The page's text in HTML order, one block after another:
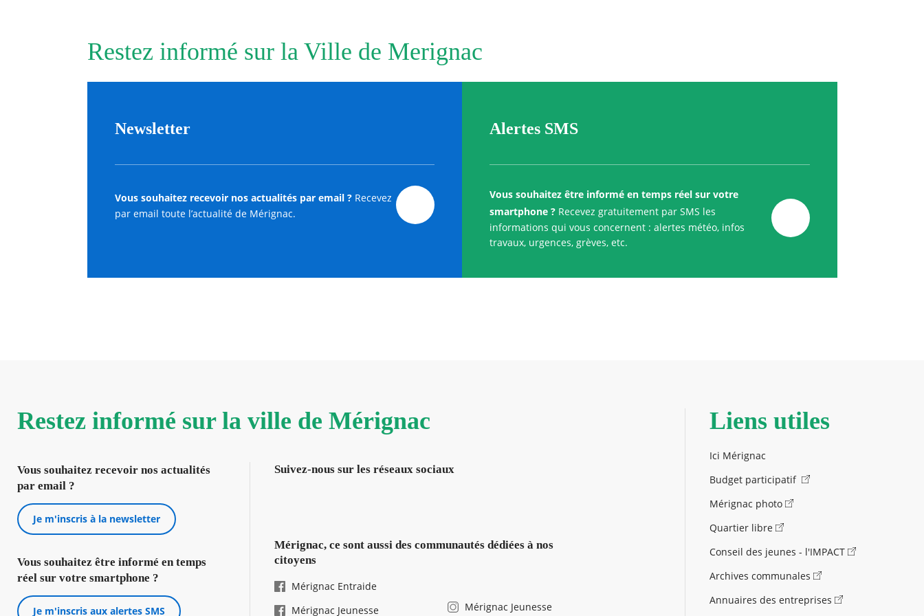
Restez informé sur la Ville de Merignac
Newsletter
Vous souhaitez recevoir nos actualités par email ?Recevez
par email toute l’actualité de Mérignac.
Alertes SMS
Vous souhaitez être informé en temps réel sur votre
smartphone ? Recevez gratuitement par SMS les
informations qui vous concernent : alertes météo, infos
travaux, urgences, grèves, etc.
Restez informé sur la ville de Mérignac
Vous souhaitez recevoir nos actualités
par email ?
Je m'inscris à la newsletter
Vous souhaitez être informé en temps
réel sur votre smartphone ?
Je m'inscris aux alertes SMS
Suivez-nous sur les réseaux sociaux
Mérignac, ce sont aussi des communautés dédiées à nos
citoyens
Mérignac Entraide
Mérignac Jeunesse
Mérignac Jeunesse
Liens utiles
Ici Mérignac
Budget participatif
Mérignac photo
Quartier libre
Conseil des jeunes - l'IMPACT
Archives communales
Annuaires des entreprises